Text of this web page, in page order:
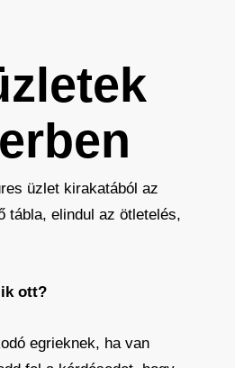
üzlet kirakatából az
tábla, elindul az ötletelés,
ott?
egrieknek, ha van